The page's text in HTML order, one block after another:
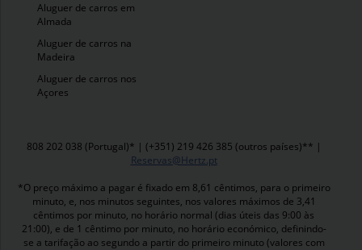
Aluguer de carros em
Almada
Aluguer de carros na
Madeira
Aluguer de carros nos
Açores
808 202 038 (Portugal)* | (+351) 219 426 385 (outros países)** |
Reservas@Hertz.pt
*O preço máximo a pagar é fixado em 8,61 cêntimos, para o primeiro
minuto, e, nos minutos seguintes, nos valores máximos de 3,41
cêntimos por minuto, no horário normal (dias úteis das 9:00 às
21:00), e de 1 cêntimo por minuto, no horário económico, definindo-
se a tarifação ao segundo a partir do primeiro minuto (valores com